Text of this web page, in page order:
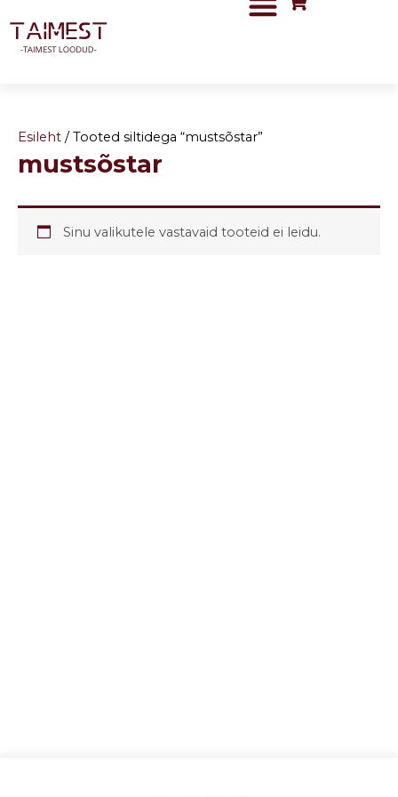
content
Esileht / Tooted siltidega “mustsõstar”
mustsõstar
Sinu valikutele vastavaid tooteid ei leidu.